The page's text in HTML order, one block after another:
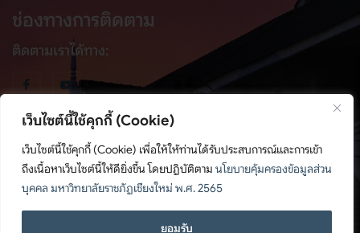
เว็บไซต์นี้ใช้คุกกี้ (Cookie)
เว็บไซต์นี้ใช้คุกกี้ (Cookie) เพื่อให้ให้ท่านได้รับประสบการณ์และการเข้า
ถึงเนื้อหาเว็บไซต์นี้ให้ดียิ่งขึ้น โดยปฏิบัติตาม นโยบายคุ้มครองข้อมูลส่วน
บุคคล มหาวิทยาลัยราชภัฏเชียงใหม่ พ.ศ. 2565
ยอมรับ
ช่องทางการติดตาม
ติดตามเราได้ทาง:
© สงวนลิขสิทธิ์ พ.ศ. 2567, สำนักศิลปะและวัฒนธรรม มหาวิทยาลัย